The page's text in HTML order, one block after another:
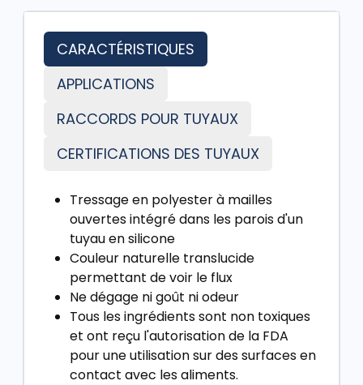
CARACTÉRISTIQUES
APPLICATIONS
RACCORDS POUR TUYAUX
CERTIFICATIONS DES TUYAUX
Tressage en polyester à mailles
ouvertes intégré dans les parois d'un
tuyau en silicone
Couleur naturelle translucide
permettant de voir le flux
Ne dégage ni goût ni odeur
Tous les ingrédients sont non toxiques
et ont reçu l'autorisation de la FDA
pour une utilisation sur des surfaces en
contact avec les aliments.